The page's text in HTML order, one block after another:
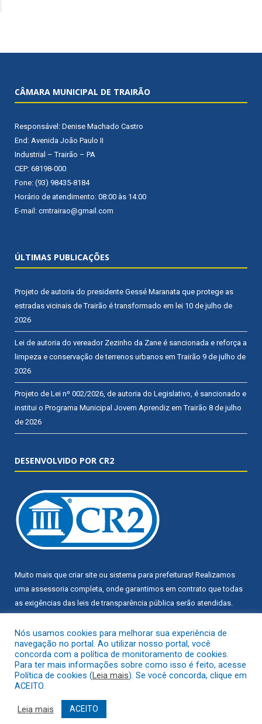
CÂMARA MUNICIPAL DE TRAIRÃO
Responsável: Denise Machado Castro
End: Avenida João Paulo II
Industrial – Trairão – PA
CEP: 68198-000
Fone: (93) 98435-8184
Horário de atendimento: 08:00 às 14:00
E-mail: cmtrairao@gmail.com
ÚLTIMAS PUBLICAÇÕES
Projeto de autoria do presidente Gessé Maranata que protege as
estradas vicinais de Trairão é transformado em lei 10 de julho de
2026
Lei de autoria do vereador Zezinho da Zane é sancionada e reforça a
limpeza e conservação de terrenos urbanos em Trairão 9 de julho de
2026
Projeto de Lei nº 002/2026, de autoria do Legislativo, é sancionado e
institui o Programa Municipal Jovem Aprendiz em Trairão 8 de julho
de 2026
DESENVOLVIDO POR CR2
Muito mais que criar site ou sistema para prefeituras! Realizamos
uma assessoria completa, onde garantimos em contrato que todas
as exigências das leis de transparência pública serão atendidas.
Conheça oPNTPe oRadar da Transparência Pública
Todos os direitos reservados a Câmara Municipal de Trairão.
Mapa do Site Acessar Área Administrativa
Nós usamos cookies para melhorar sua experiência de
navegação no portal. Ao utilizar nosso portal, você
concorda com a política de monitoramento de cookies.
Para ter mais informações sobre como isso é feito, acesse
Política de cookies (Leia mais). Se você concorda, clique em
ACEITO.
Leia mais ACEITO